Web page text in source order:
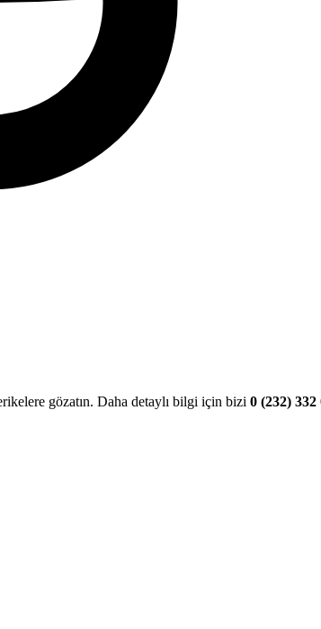
gözatın. Daha detaylı bilgi için bizi 0 (232) 332